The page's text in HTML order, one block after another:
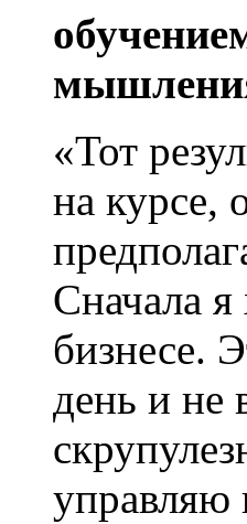
«Тот
на курсе,
Сначала
бизнесе.
день и не
управляю